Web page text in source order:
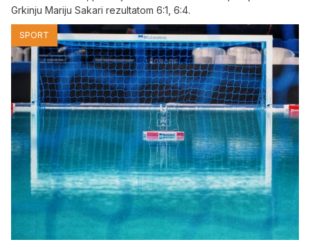
Grkinju Mariju Sakari rezultatom 6:1, 6:4.
SPORT